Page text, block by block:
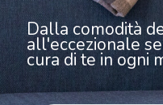
Dalla comodità
all'eccezionale
cura di te in ogni